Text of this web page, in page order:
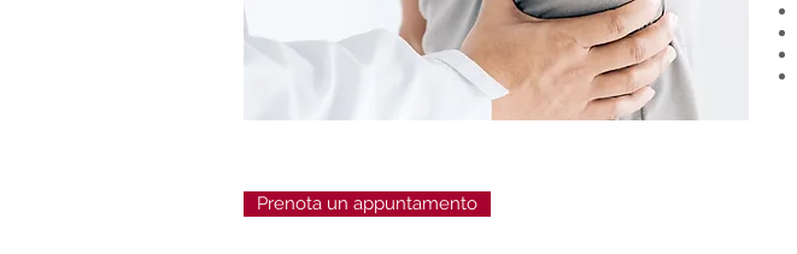
Prenota un appuntamento